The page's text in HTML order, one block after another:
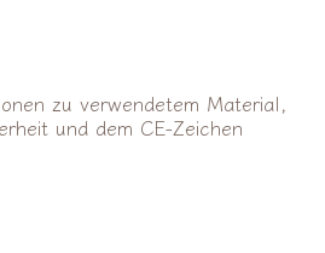
zu verwendetem Material,
und dem CE-Zeichen